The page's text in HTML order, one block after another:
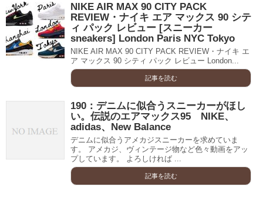
NIKE AIR MAX 90 CITY PACK
REVIEW・ナイキ エア マックス 90 シテ
ィ パック レビュー [スニーカー
sneakers] London Paris NYC Tokyo
NIKE AIR MAX 90 CITY PACK REVIEW・ナイキ エ
ア マックス 90 シティ パック レビュー London...
記事を読む
190：デニムに似合うスニーカーがほし
い。伝説のエアマックス95 NIKE、
adidas、New Balance
デニムに似合うアメカジスニーカーを求めていま
す。 アメカジ、ヴィンテージ物など色々動画をアッ
プしています。 よろしければ ...
記事を読む